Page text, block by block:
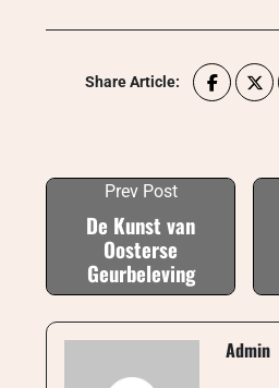
Share Article:
Prev Post
De Kunst van
Oosterse
Geurbeleving
Admin